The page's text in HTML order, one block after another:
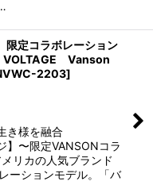
定コラボレーション
Vanson
2203]
き様を融合
】〜限定VANSONコラ
リカの人気ブランド
ーションモデル。「バ